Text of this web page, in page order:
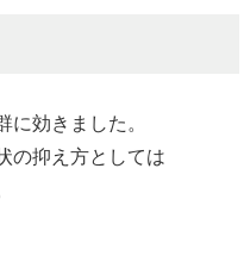
に効きました。
の抑え方としては